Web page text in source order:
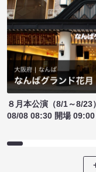
８月本公演（8/1～8/23）
08/08 08:30 開場